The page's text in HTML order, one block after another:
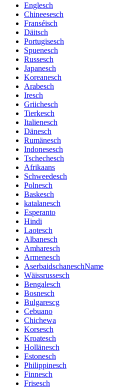
Englesch
Chineesesch
Franséisch
Däitsch
Portugisesch
Spuenesch
Russesch
Japanesch
Koreanesch
Arabesch
Iresch
Griichesch
Tierkesch
Italienesch
Dänesch
Rumänesch
Indonesesch
Tschechesch
Afrikaans
Schweedesch
Polnesch
Baskesch
katalanesch
Esperanto
Hindi
Laotesch
Albanesch
Amharesch
Armenesch
AserbaidschaneschName
Wäissrussesch
Bengalesch
Bosnesch
Bulgarescg
Cebuano
Chichewa
Korsesch
Kroatesch
Hollänesch
Estonesch
Philippinesch
Finnesch
Frisesch